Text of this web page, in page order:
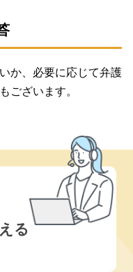
か、必要に応じて弁護
ございます。
る